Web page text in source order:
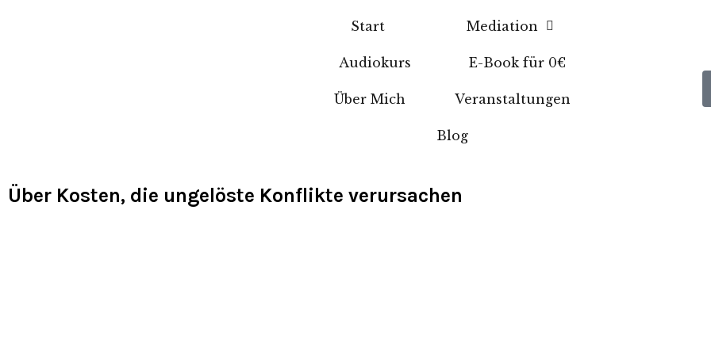
Start Mediation
Audiokurs E-Book für 0€
Über Mich Veranstaltungen
Blog
Über Kosten, die ungelöste Konflikte verursachen